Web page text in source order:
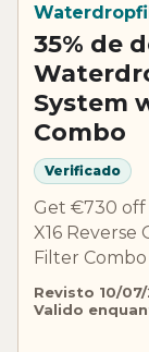
35% de
System
Combo
Verificado
Get €730 off
X16 Reverse
Filter Combo
Revisto 10/
Valido